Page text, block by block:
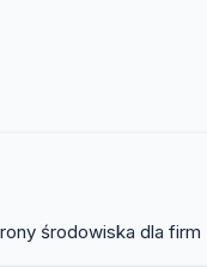
środowiska dla